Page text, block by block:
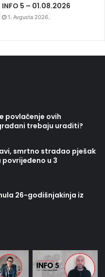
INFO 5 – 01.08.2026
1. Avgusta 2026.
povlačenje ovih
trebaju uraditi?
smrtno stradao pješak
povrijeđeno u 3
26-godišnjakinja iz